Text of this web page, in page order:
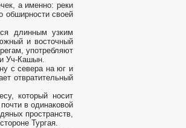
а именно: реки
обширности своей
длинным узким
и восточный
употребляют
Уч-Кашын.
с севера на юг и
отвратительный
который носит
в одинаковой
пространств,
Тургая.